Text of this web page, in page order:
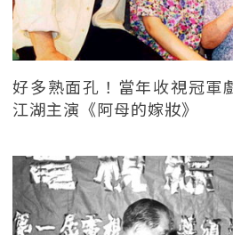
好多熟面孔！當年收視冠軍
江湖主演《阿母的嫁妝》